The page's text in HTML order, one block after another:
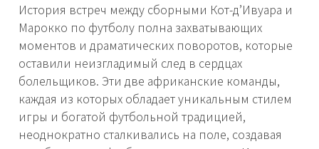
История встреч между сборными Кот-д’Ивуара и
Марокко по футболу полна захватывающих
моментов и драматических поворотов, которые
оставили неизгладимый след в сердцах
болельщиков. Эти две африканские команды,
каждая из которых обладает уникальным стилем
игры и богатой футбольной традицией,
неоднократно сталкивались на поле, создавая